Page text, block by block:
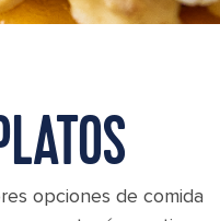
opciones de comida